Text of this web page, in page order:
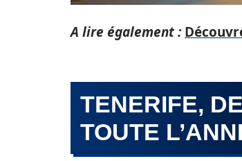
A lire également :
TENERIFE,
TOUTE